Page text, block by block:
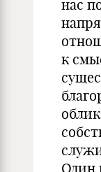
нас
к
Один